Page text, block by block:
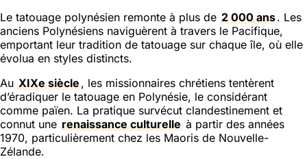
Le tatouage polynésien remonte à plus de 2 000 ans. Les
anciens Polynésiens naviguèrent à travers le Pacifique,
emportant leur tradition de tatouage sur chaque île, où elle
évolua en styles distincts.
Au XIXe siècle, les missionnaires chrétiens tentèrent
d’éradiquer le tatouage en Polynésie, le considérant
comme païen. La pratique survécut clandestinement et
connut une renaissance culturelle à partir des années
1970, particulièrement chez les Maoris de Nouvelle-
Zélande.